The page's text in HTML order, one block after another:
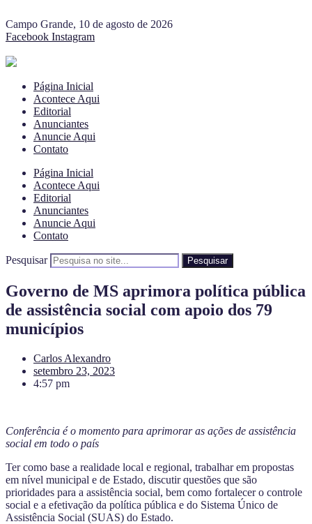
Campo Grande, 10 de agosto de 2026
Facebook Instagram
Página Inicial
Acontece Aqui
Editorial
Anunciantes
Anuncie Aqui
Contato
Página Inicial
Acontece Aqui
Editorial
Anunciantes
Anuncie Aqui
Contato
Pesquisar Pesquisar
Governo de MS aprimora política pública
de assistência social com apoio dos 79
municípios
Carlos Alexandro
setembro 23, 2023
4:57 pm
Conferência é o momento para aprimorar as ações de assistência
social em todo o país
Ter como base a realidade local e regional, trabalhar em propostas
em nível municipal e de Estado, discutir questões que são
prioridades para a assistência social, bem como fortalecer o controle
social e a efetivação da política pública e do Sistema Único de
Assistência Social (SUAS) do Estado.